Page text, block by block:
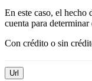
En este caso, el hecho
cuenta para
Con crédito o sin
Url